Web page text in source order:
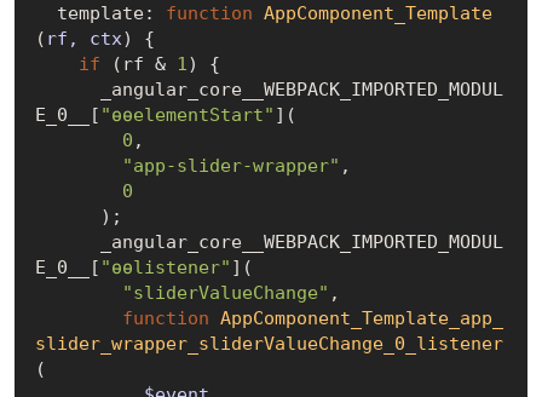
  template:
function AppComponent_Template
( rf, ctx) {
if (rf & 1) {
E_0__[ "ɵɵelementStart" ](
0 ,
"app-slider-wrapper" ,
0
E_0__[ "ɵɵlistener" ](
"sliderValueChange" ,
function AppComponent_Template_app_
slider_wrapper_sliderValueChange_0_listener
(